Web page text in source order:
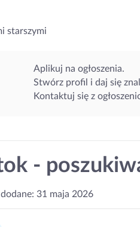
starszymi
Aplikuj na ogłoszenia.
Stwórz profil i daj się
Kontaktuj się z
-
31 maja 2026